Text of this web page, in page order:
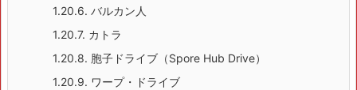
1.20.6. バルカン人
1.20.7. カトラ
1.20.8. 胞子ドライブ（Spore Hub Drive）
1.20.9. ワープ・ドライブ